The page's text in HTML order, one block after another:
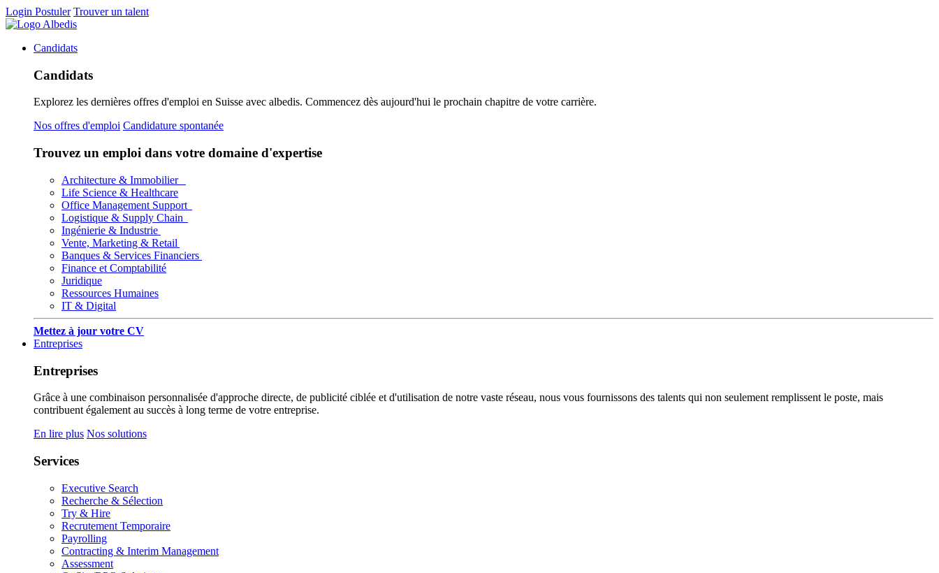
Login Postuler Trouver un talent
Candidats
Candidats
Explorez les dernières offres d'emploi en Suisse avec albedis. Commencez dès aujourd'hui le prochain chapitre de votre carrière.
Nos offres d'emploi Candidature spontanée
Trouvez un emploi dans votre domaine d'expertise
Architecture & Immobilier
Life Science & Healthcare
Office Management Support
Logistique & Supply Chain
Ingénierie & Industrie
Vente, Marketing & Retail
Banques & Services Financiers
Finance et Comptabilité
Juridique
Ressources Humaines
IT & Digital
Mettez à jour votre CV
Entreprises
Entreprises
Grâce à une combinaison personnalisée d'approche directe, de publicité ciblée et d'utilisation de notre vaste réseau, nous vous fournissons des talents qui non seulement remplissent le poste, mais
contribuent également au succès à long terme de votre entreprise.
En lire plus Nos solutions
Services
Executive Search
Recherche & Sélection
Try & Hire
Recrutement Temporaire
Payrolling
Contracting & Interim Management
Assessment